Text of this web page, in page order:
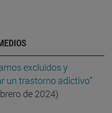
excluidos y
un trastorno adictivo”
de 2024)